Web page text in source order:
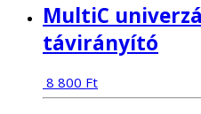
MultiC
távirányító
8 800 Ft